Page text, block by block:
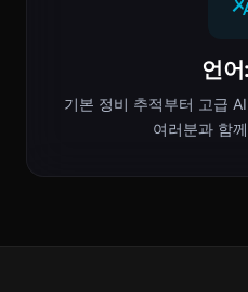
언
기본 정비 추적부터 고급
여러분과 함